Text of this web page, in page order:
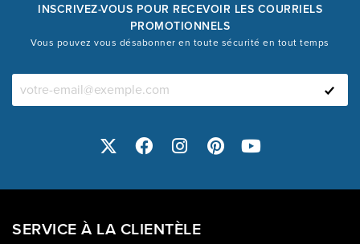
INSCRIVEZ-VOUS POUR RECEVOIR LES COURRIELS
PROMOTIONNELS
Vous pouvez vous désabonner en toute sécurité en tout temps
SERVICE À LA CLIENTÈLE